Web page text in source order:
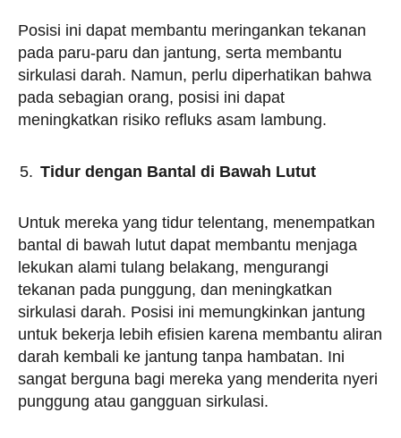
Posisi ini dapat membantu meringankan tekanan
pada paru-paru dan jantung, serta membantu
sirkulasi darah. Namun, perlu diperhatikan bahwa
pada sebagian orang, posisi ini dapat
meningkatkan risiko refluks asam lambung.
Tidur dengan Bantal di Bawah Lutut
Untuk mereka yang tidur telentang, menempatkan
bantal di bawah lutut dapat membantu menjaga
lekukan alami tulang belakang, mengurangi
tekanan pada punggung, dan meningkatkan
sirkulasi darah. Posisi ini memungkinkan jantung
untuk bekerja lebih efisien karena membantu aliran
darah kembali ke jantung tanpa hambatan. Ini
sangat berguna bagi mereka yang menderita nyeri
punggung atau gangguan sirkulasi.